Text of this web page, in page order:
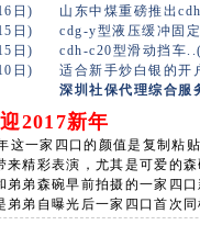
日)
日)
日)
日)
山东中煤重磅推出
cdg-y型液压缓冲固
cdh-c20型滑动挡车
适合新手炒白银的开
深圳社保代理综合服
2017新年
这一家四口的颜值是复制粘
精彩表演，尤其是可爱的
弟森碗早前拍摄的一家四
弟自曝光后一家四口首次同